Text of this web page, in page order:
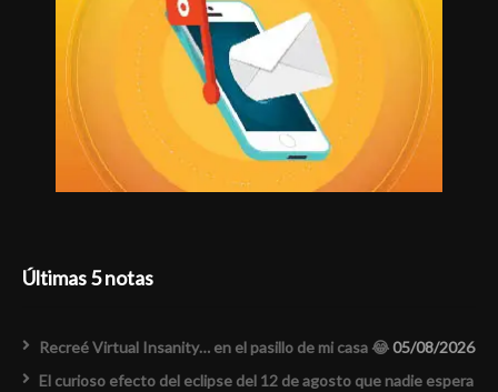
Últimas 5 notas
Recreé Virtual Insanity… en el pasillo de mi casa 😂05/08/2026
El curioso efecto del eclipse del 12 de agosto que nadie espera